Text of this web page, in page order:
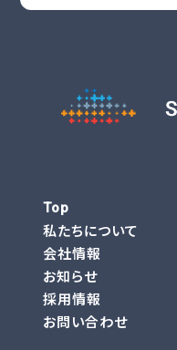
Top
私たちについて
会社情報
お知らせ
採用情報
お問い合わせ